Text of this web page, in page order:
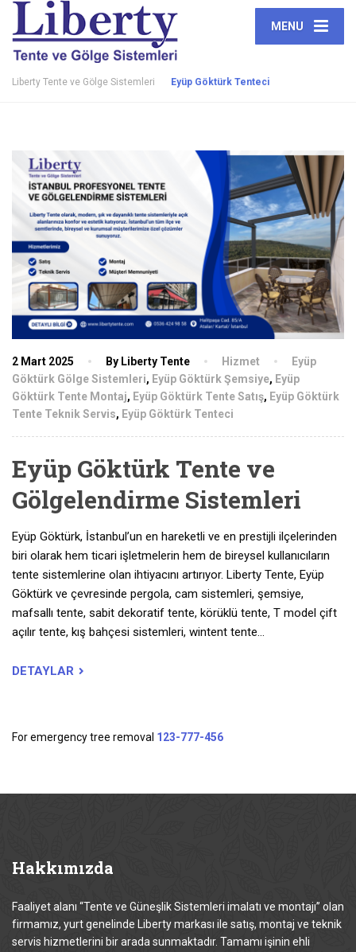
MENU
Liberty Tente ve Gölge Sistemleri Eyüp Göktürk Tenteci
2 Mart 2025 By Liberty Tente Hizmet
Eyüp
Göktürk Gölge Sistemleri, Eyüp Göktürk Şemsiye, Eyüp
Göktürk Tente Montaj, Eyüp Göktürk Tente Satış, Eyüp Göktürk
Tente Teknik Servis, Eyüp Göktürk Tenteci
Eyüp Göktürk Tente ve
Gölgelendirme Sistemleri
Eyüp Göktürk, İstanbul’un en hareketli ve en prestijli ilçelerinden
biri olarak hem ticari işletmelerin hem de bireysel kullanıcıların
tente sistemlerine olan ihtiyacını artırıyor. Liberty Tente, Eyüp
Göktürk ve çevresinde pergola, cam sistemleri, şemsiye,
mafsallı tente, sabit dekoratif tente, körüklü tente, T model çift
açılır tente, kış bahçesi sistemleri, wintent tente…
DETAYLAR
For emergency tree removal 123-777-456
Hakkımızda
Faaliyet alanı “Tente ve Güneşlik Sistemleri imalatı ve montajı” olan
firmamız, yurt genelinde Liberty markası ile satış, montaj ve teknik
servis hizmetlerini bir arada sunmaktadır. Tamamı işinin ehli